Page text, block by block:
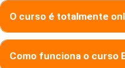
O curso é totalmente
Como funciona o curso